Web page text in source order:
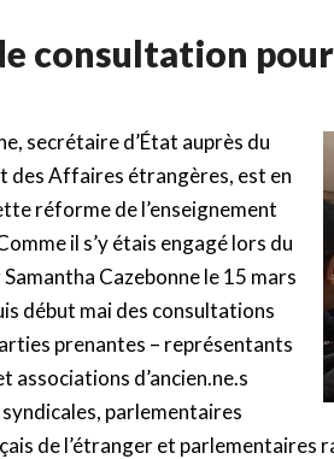
consultation
secrétaire d’État auprès du
des Affaires étrangères, est en
réforme de l’enseignement
il s’y étais engagé lors du
Cazebonne le 15 mars
début mai des consultations
prenantes – représentants
associations d’ancien.ne.s
parlementaires
de l’étranger et parlementaires